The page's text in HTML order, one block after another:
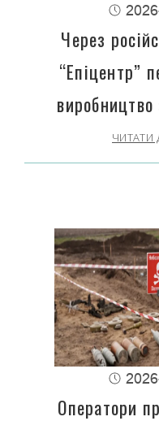
Через
“Епіцентр”
ЧИТАТИ
Оператори